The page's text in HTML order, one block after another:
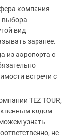
компания
выбора
вид
заранее.
из аэропорта с
встречи с
TEZ TOUR,
кодом
узнать
не